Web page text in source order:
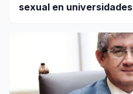
sexual en universidades